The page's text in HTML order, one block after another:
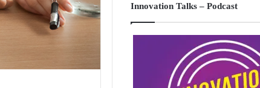
Innovation Talks – Podcast